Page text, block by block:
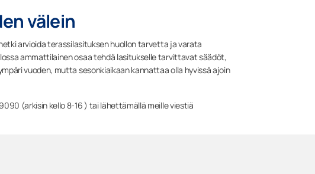
välein
arvioida terassilasituksen huollon tarvetta ja varata
ammattilainen osaa tehdä lasitukselle tarvittavat säädöt,
vuoden, mutta sesonkiaikaan kannattaa olla hyvissä ajoin
(arkisin kello 8-16 ) tai lähettämällä meille viestiä